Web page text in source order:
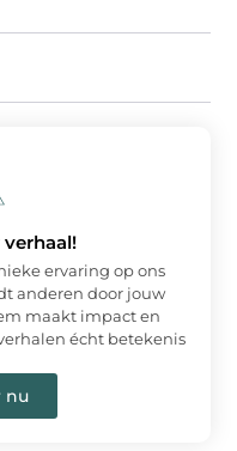
ervaring op ons
anderen door jouw
maakt impact en
écht betekenis
nu